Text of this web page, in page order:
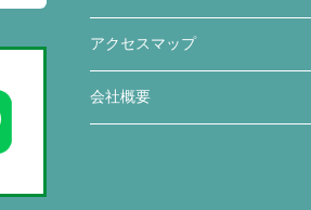
アクセスマップ
会社概要